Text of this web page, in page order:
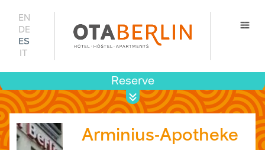
EN
DE
ES
IT
Reserve
Arminius-Apotheke